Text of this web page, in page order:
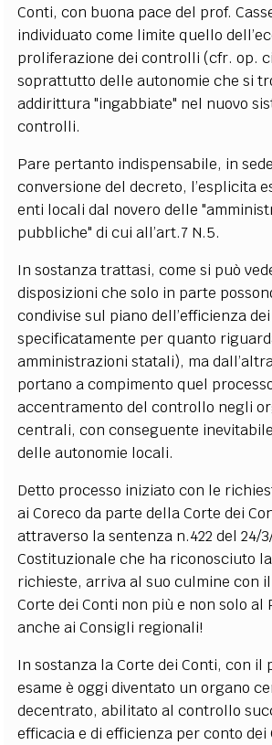
Conti, con buona pace del prof.
individuato come limite quello
proliferazione dei controlli (cfr. op.
soprattutto delle autonomie che si
addirittura "ingabbiate" nel nuovo
controlli.
Pare pertanto indispensabile, in
conversione del decreto, l’esplicita
enti locali dal novero delle
pubbliche" di cui all’art.7 N.5.
In sostanza trattasi, come si può
disposizioni che solo in parte
condivise sul piano dell’efficienza
specificatamente per quanto
amministrazioni statali), ma
portano a compimento quel
accentramento del controllo negli
centrali, con conseguente
delle autonomie locali.
Detto processo iniziato con le
ai Coreco da parte della Corte dei
attraverso la sentenza n.422 del 24/
Costituzionale che ha riconosciuto
richieste, arriva al suo culmine con
Corte dei Conti non più e non solo al
anche ai Consigli regionali!
In sostanza la Corte dei Conti, con il
esame è oggi diventato un organo
decentrato, abilitato al controllo
efficacia e di efficienza per conto dei